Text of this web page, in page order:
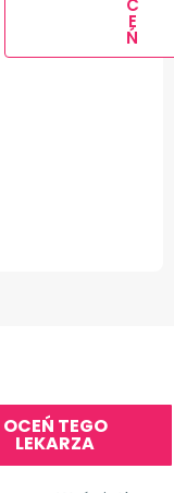
C
E
Ń
OCEŃ TEGO
LEKARZA